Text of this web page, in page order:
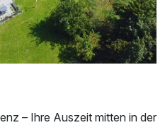
– Ihre Auszeit mitten in der